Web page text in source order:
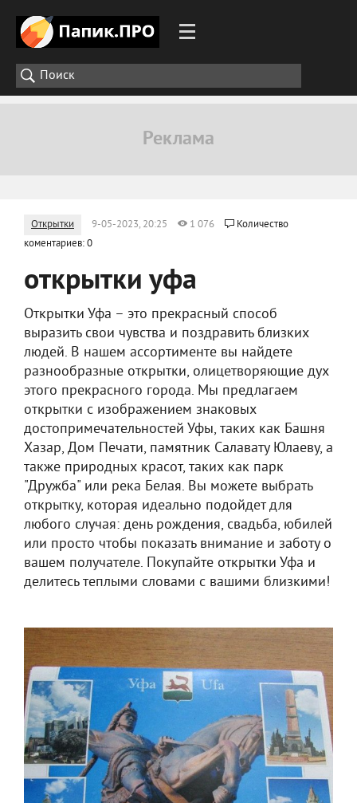
Открытки 9-05-2023, 20:25 1 076
Количество
коментариев: 0
открытки уфа
Открытки Уфа – это прекрасный способ
выразить свои чувства и поздравить близких
людей. В нашем ассортименте вы найдете
разнообразные открытки, олицетворяющие дух
этого прекрасного города. Мы предлагаем
открытки с изображением знаковых
достопримечательностей Уфы, таких как Башня
Хазар, Дом Печати, памятник Салавату Юлаеву, а
также природных красот, таких как парк
"Дружба" или река Белая. Вы можете выбрать
открытку, которая идеально подойдет для
любого случая: день рождения, свадьба, юбилей
или просто чтобы показать внимание и заботу о
вашем получателе. Покупайте открытки Уфа и
делитесь теплыми словами с вашими близкими!